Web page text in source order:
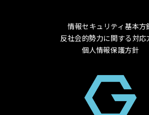
情報セキュリティ基本方
反社会的勢力に関する対応
個人情報保護方針